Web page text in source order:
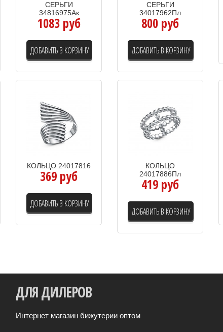
СЕРЬГИ
34816975Ак
1083 руб
ДОБАВИТЬ В КОРЗИНУ
СЕРЬГИ
34017962Пл
800 руб
ДОБАВИТЬ В КОРЗИНУ
КОЛЬЦО 24017816
369 руб
ДОБАВИТЬ В КОРЗИНУ
КОЛЬЦО
24017886Пл
419 руб
ДОБАВИТЬ В КОРЗИНУ
ДЛЯДИЛЕРОВ
Интернет магазин бижутерии оптом